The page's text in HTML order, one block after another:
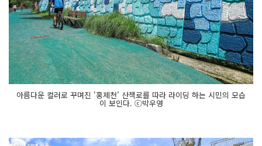
아름다운 컬러로 꾸며진 '홍제천' 산책로를 따라 라이딩 하는 시민의 모습
이 보인다. ⓒ박우영